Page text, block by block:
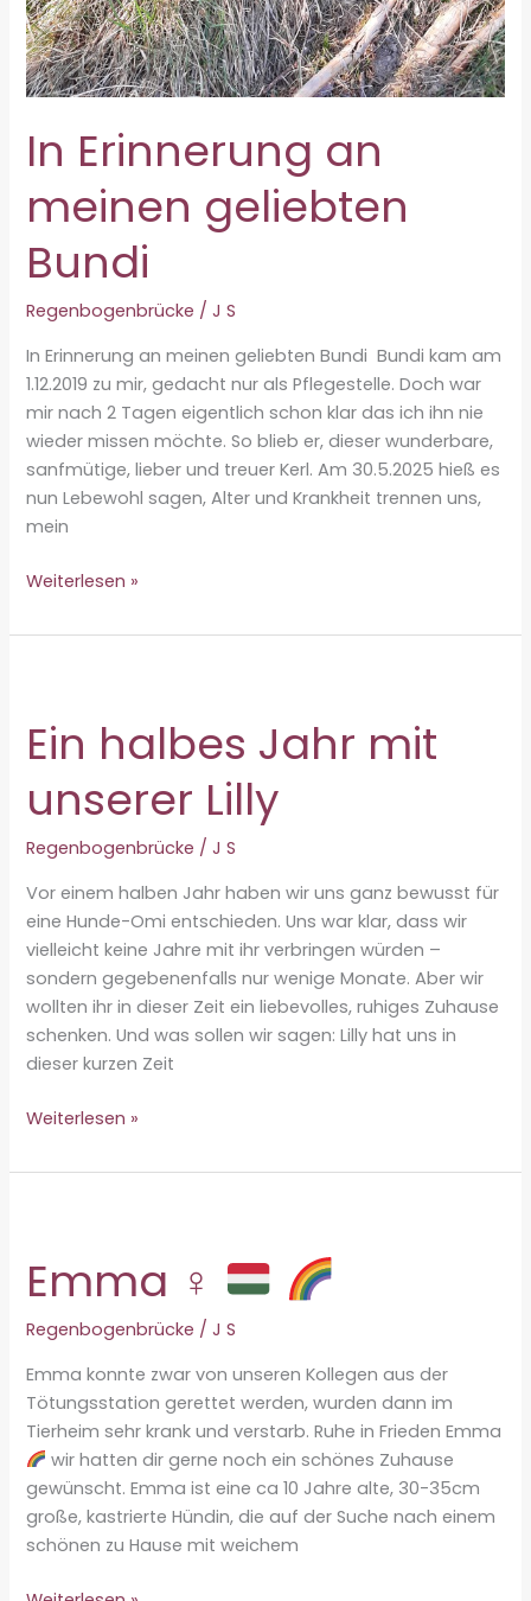
In Erinnerung an
meinen geliebten
Bundi
Regenbogenbrücke /J S
In Erinnerung an meinen geliebten Bundi Bundi kam am
1.12.2019 zu mir, gedacht nur als Pflegestelle. Doch war
mir nach 2 Tagen eigentlich schon klar das ich ihn nie
wieder missen möchte. So blieb er, dieser wunderbare,
sanfmütige, lieber und treuer Kerl. Am 30.5.2025 hieß es
nun Lebewohl sagen, Alter und Krankheit trennen uns,
mein
In
an
Bundi
Weiterlesen »
Ein halbes Jahr mit
unserer Lilly
Regenbogenbrücke /J S
Vor einem halben Jahr haben wir uns ganz bewusst für
eine Hunde-Omi entschieden. Uns war klar, dass wir
vielleicht keine Jahre mit ihr verbringen würden –
sondern gegebenenfalls nur wenige Monate. Aber wir
wollten ihr in dieser Zeit ein liebevolles, ruhiges Zuhause
schenken. Und was sollen wir sagen: Lilly hat uns in
dieser kurzen Zeit
Ein
Jahr
Weiterlesen »
Emma ♀
Regenbogenbrücke /J S
Emma konnte zwar von unseren Kollegen aus der
Tötungsstation gerettet werden, wurden dann im
Tierheim sehr krank und verstarb. Ruhe in Frieden Emma
wir hatten dir gerne noch ein schönes Zuhause
gewünscht. Emma ist eine ca 10 Jahre alte, 30-35cm
große, kastrierte Hündin, die auf der Suche nach einem
schönen zu Hause mit weichem